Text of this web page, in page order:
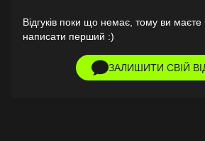
Відгуків поки що немає, тому ви маєте
написати перший :)
ЗАЛИШИТИ СВІЙ